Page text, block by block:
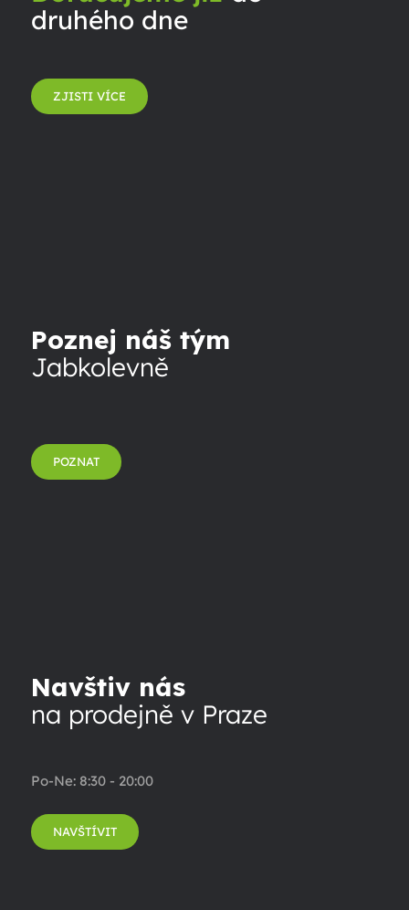
druhého dne
ZJISTI VÍCE
Poznej náš tým
Jabkolevně
POZNAT
Navštiv nás
na prodejně v Praze
Po-Ne: 8:30 - 20:00
NAVŠTÍVIT